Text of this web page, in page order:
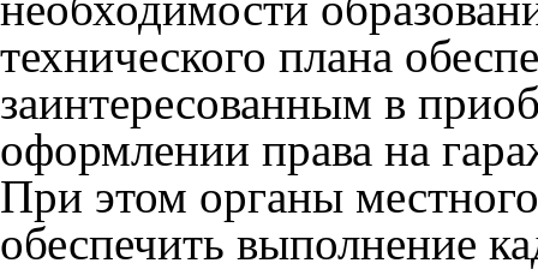
технического плана
заинтересованным в
оформлении права на
При этом органы
обеспечить выполнение